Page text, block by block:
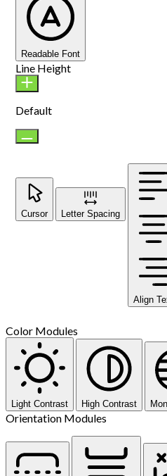
Readable Font
Line Height
Default
Cursor Letter Spacing
Align
Color Modules
Light Contrast High Contrast
Orientation Modules